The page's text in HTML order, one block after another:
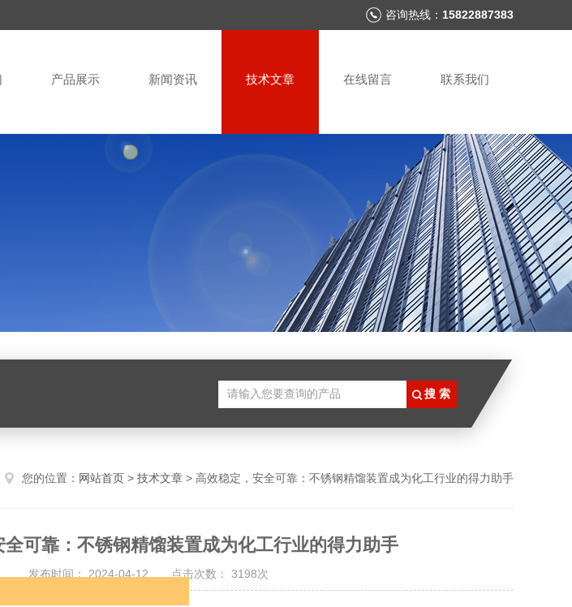
咨询热线： 15822887383
产品展示 新闻资讯 技术文章 在线留言 联系我们
您的位置： 网站首页 > 技术文章 > 高效稳定，安全可靠：不锈钢精馏装置成为化工行业的得力助手
全可靠：不锈钢精馏装置成为化工行业的得力助手
发布时间： 2024-04-12 点击次数： 3198次